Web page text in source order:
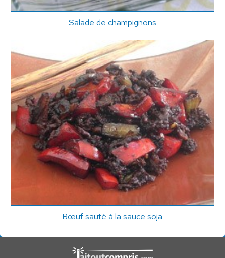
Salade de champignons
Bœuf sauté à la sauce soja